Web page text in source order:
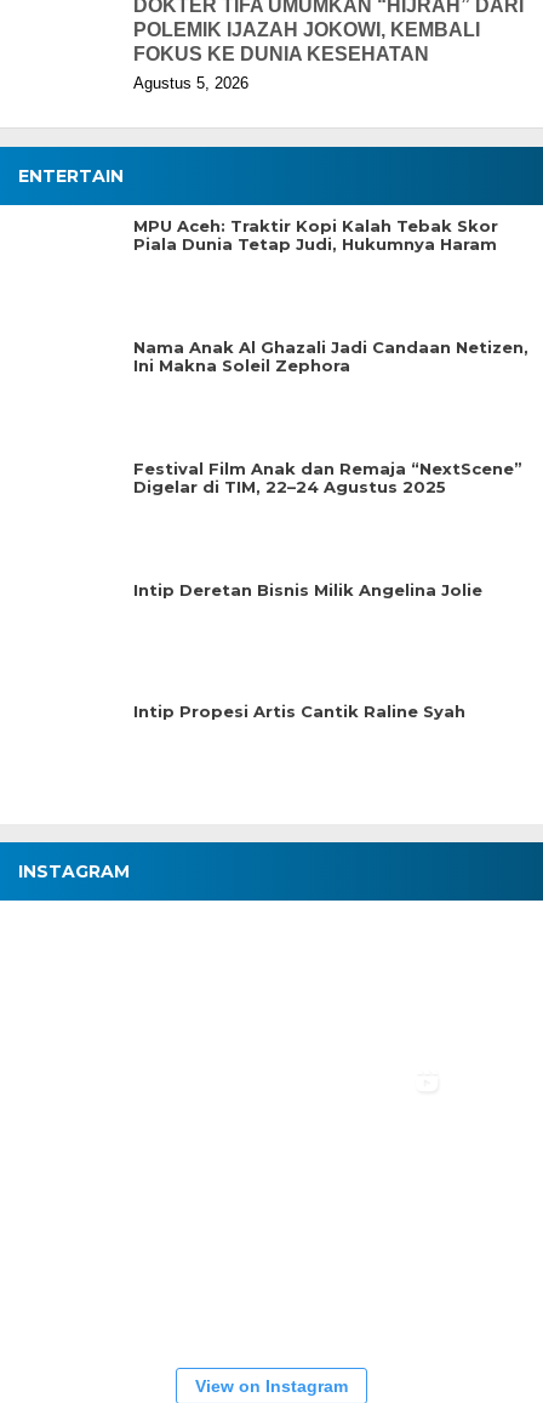
DOKTER TIFA UMUMKAN “HIJRAH” DARI
POLEMIK IJAZAH JOKOWI, KEMBALI
FOKUS KE DUNIA KESEHATAN
Agustus 5, 2026
ENTERTAIN
MPU Aceh: Traktir Kopi Kalah Tebak Skor
Piala Dunia Tetap Judi, Hukumnya Haram
Nama Anak Al Ghazali Jadi Candaan Netizen,
Ini Makna Soleil Zephora
Festival Film Anak dan Remaja “NextScene”
Digelar di TIM, 22–24 Agustus 2025
Intip Deretan Bisnis Milik Angelina Jolie
Intip Propesi Artis Cantik Raline Syah
INSTAGRAM
View on Instagram